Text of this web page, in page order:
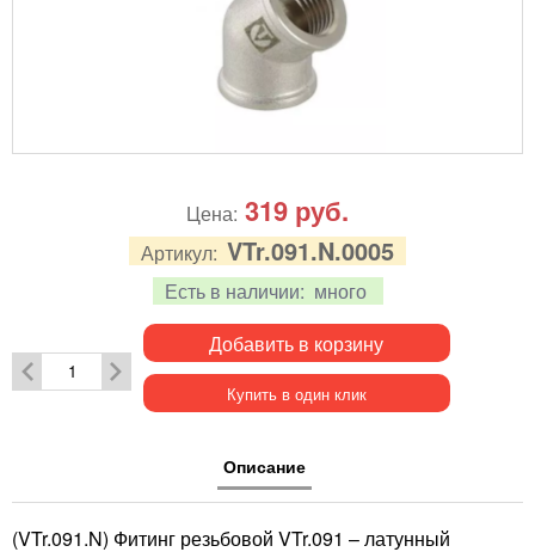
Артикул: VTr.091.N.0005
Есть в наличии: много
Цена: 319 руб.
Добавить в корзину
Купить в один клик
Описание
(VTr.091.N) Фитинг резьбовой VTr.091 – латунный